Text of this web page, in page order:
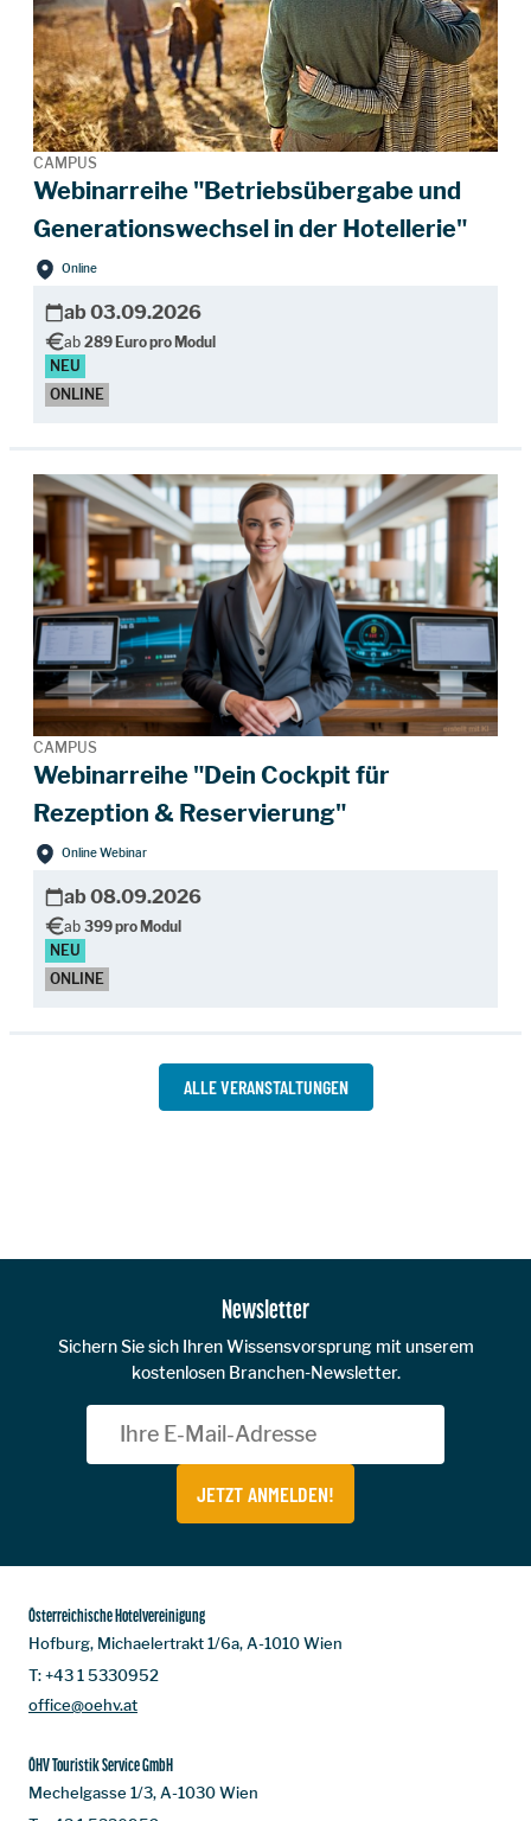
ab 03.09.2026
ab 289 Euro pro Modul
NEU
ONLINE
CAMPUS
Webinarreihe "Betriebsübergabe und
Generationswechsel in der Hotellerie"
Online
ab 08.09.2026
ab 399 pro Modul
NEU
ONLINE
CAMPUS
Webinarreihe "Dein Cockpit für
Rezeption & Reservierung"
Online Webinar
ALLE VERANSTALTUNGEN
Newsletter
Sichern Sie sich Ihren Wissensvorsprung mit unserem
kostenlosen Branchen-Newsletter.
JETZT ANMELDEN!
Österreichische Hotelvereinigung
Hofburg, Michaelertrakt 1/6a, A-1010 Wien
T:+43 1 5330952
office@oehv.at
ÖHV Touristik Service GmbH
Mechelgasse 1/3, A-1030 Wien